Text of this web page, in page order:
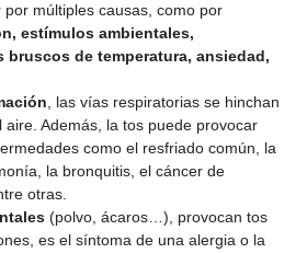
múltiples causas, como por
estímulos ambientales,
bruscos de temperatura, ansiedad,
, las vías respiratorias se hinchan
aire. Además, la tos puede provocar
como el resfriado común, la
la bronquitis, el cáncer de
otras.
(polvo, ácaros…), provocan tos
es el síntoma de una alergia o la